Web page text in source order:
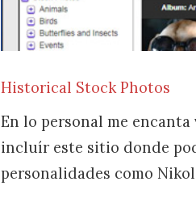
Historical Stock Photos
En lo personal me encanta
incluír este sitio donde
personalidades como